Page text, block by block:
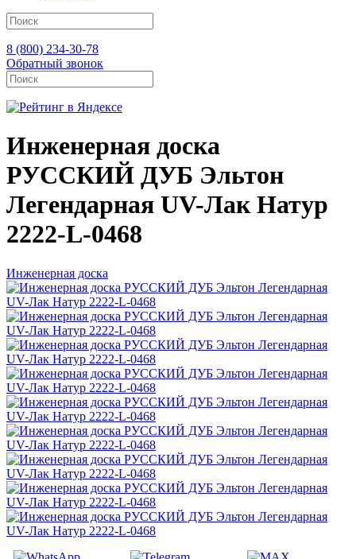
8 (800) 234-30-78
Обратный звонок
Инженерная доска
РУССКИЙ ДУБ Эльтон
Легендарная UV-Лак Натур
2222-L-0468
Инженерная доска